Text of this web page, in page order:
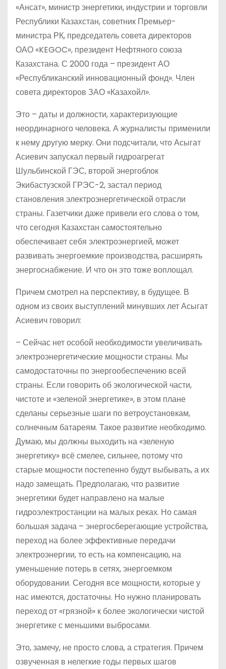
«Ансат», министр энергетики, индустрии и торговли
Республики Казахстан, советник Премьер-
министра РК, председатель совета директоров
ОАО «KEGOC», президент Нефтяного союза
Казахстана. С 2000 года – президент АО
«Республиканский инновационный фонд». Член
совета директоров ЗАО «Казахойл».
Это – даты и должности, характеризующие
неординарного человека. А журналисты применили
к нему другую мерку. Они подсчитали, что Асыгат
Асиевич запускал первый гидроагрегат
Шульбинской ГЭС, второй энергоблок
Экибастузской ГРЭС-2, застал период
становления электроэнергетической отрасли
страны. Газетчики даже привели его слова о том,
что сегодня Казахстан самостоятельно
обеспечивает себя электроэнергией, может
развивать энергоемкие производства, расширять
энергоснабжение. И что он это тоже воплощал.
Причем смотрел на перспективу, в будущее. В
одном из своих выступлений минувших лет Асыгат
Асиевич говорил:
– Сейчас нет особой необходимости увеличивать
электроэнергетические мощности страны. Мы
самодостаточны по энергообеспечению всей
страны. Если говорить об экологической части,
чистоте и «зеленой энергетике», в этом плане
сделаны серьезные шаги по ветроустановкам,
солнечным батареям. Такое развитие необходимо.
Думаю, мы должны выходить на «зеленую
энергетику» всё смелее, сильнее, потому что
старые мощности постепенно будут выбывать, а их
надо замещать. Предполагаю, что развитие
энергетики будет направлено на малые
гидроэлектростанции на малых реках. Но самая
большая задача – энергосберегающие устройства,
переход на более эффективные передачи
электроэнергии, то есть на компенсацию, на
уменьшение потерь в сетях, энергоемком
оборудовании. Сегодня все мощности, которые у
нас имеются, достаточны. Но нужно планировать
переход от «грязной» к более экологически чистой
энергетике с меньшими выбросами.
Это, замечу, не просто слова, а стратегия. Причем
озвученная в нелегкие годы первых шагов